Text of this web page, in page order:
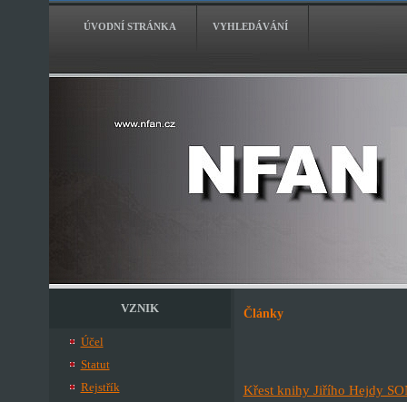
ÚVODNÍ STRÁNKA VYHLEDÁVÁNÍ
VZNIK
Účel
Statut
Rejstřík
Články
Křest knihy Jiřího Hejdy